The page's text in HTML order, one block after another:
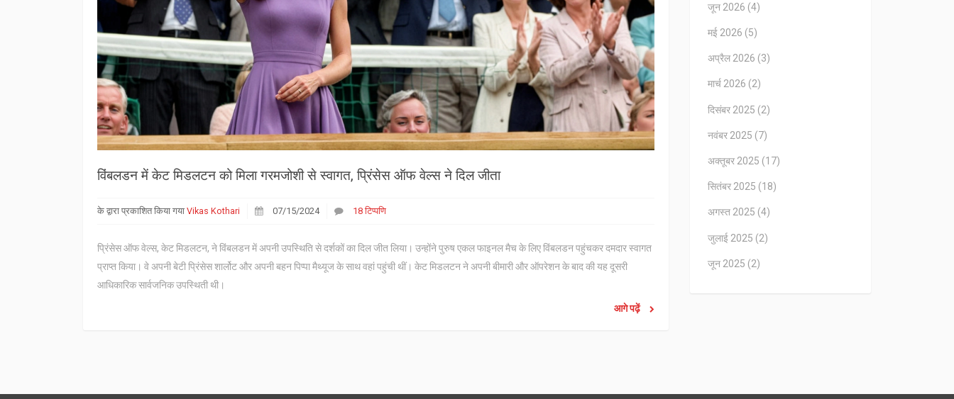
विंबलडन में केट मिडलटन को मिला गरमजोशी से स्वागत, प्रिंसेस ऑफ वेल्स ने दिल जीता
के द्वारा प्रकाशित किया गया Vikas Kothari 07/15/2024 18 टिप्पणि
प्रिंसेस ऑफ वेल्स, केट मिडलटन, ने विंबलडन में अपनी उपस्थिति से दर्शकों का दिल जीत लिया। उन्होंने पुरुष एकल फाइनल मैच के लिए विंबलडन पहुंचकर दमदार स्वागत
प्राप्त किया। वे अपनी बेटी प्रिंसेस शार्लोट और अपनी बहन पिप्पा मैथ्यूज के साथ वहां पहुंची थीं। केट मिडलटन ने अपनी बीमारी और ऑपरेशन के बाद की यह दूसरी
आधिकारिक सार्वजनिक उपस्थिती थी।
आगे पढ़ें
जून 2026 (4)
मई 2026 (5)
अप्रैल 2026 (3)
मार्च 2026 (2)
दिसंबर 2025 (2)
नवंबर 2025 (7)
अक्तूबर 2025 (17)
सितंबर 2025 (18)
अगस्त 2025 (4)
जुलाई 2025 (2)
जून 2025 (2)